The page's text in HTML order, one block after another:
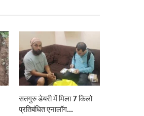
सतगुरु डेयरी में मिला 7 किलो
प्रतिबंधित एनालॉग...